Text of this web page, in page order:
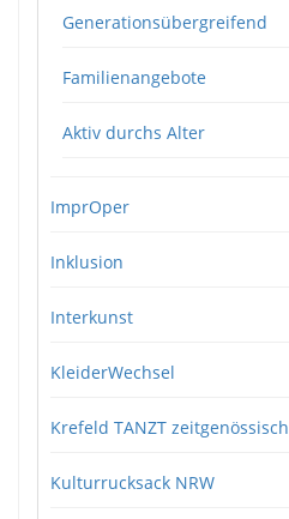
Generationsübergreifend
Familienangebote
Aktiv durchs Alter
ImprOper
Inklusion
Interkunst
KleiderWechsel
Krefeld TANZT zeitgenössisch
Kulturrucksack NRW